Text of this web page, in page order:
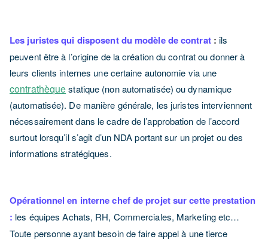
Les juristes qui disposent du modèle de contrat: ils
peuvent être à l’origine de la création du contrat ou donner à
leurs clients internes une certaine autonomie via une
contrathèque statique (non automatisée) ou dynamique
(automatisée). De manière générale, les juristes interviennent
nécessairement dans le cadre de l’approbation de l’accord
surtout lorsqu’il s’agit d’un NDA portant sur un projet ou des
informations stratégiques.
Opérationnel en interne chef de projet sur cette prestation
: les équipes Achats, RH, Commerciales, Marketing etc…
Toute personne ayant besoin de faire appel à une tierce